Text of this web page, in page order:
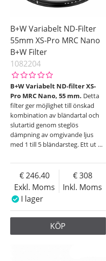
B+W Variabelt ND-Filter
55mm XS-Pro MRC Nano
B+W Filter
1082204
B+W Variabelt ND-filter XS-
Pro MRC Nano, 55 mm. Detta
filter ger möjlighet till önskad
kombination av bländartal och
slutartid genom steglös
dämpning av omgivande ljus
med 1 till 5 bländarsteg. Ett ut …
Exkl. Moms
246.40
Inkl. Moms
308
I lager
KÖP